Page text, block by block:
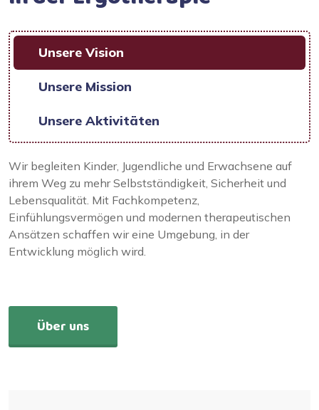
Unsere Vision
Unsere Mission
Unsere Aktivitäten
Wir begleiten Kinder, Jugendliche und Erwachsene auf
ihrem Weg zu mehr Selbstständigkeit, Sicherheit und
Lebensqualität. Mit Fachkompetenz,
Einfühlungsvermögen und modernen therapeutischen
Ansätzen schaffen wir eine Umgebung, in der
Entwicklung möglich wird.
Über uns